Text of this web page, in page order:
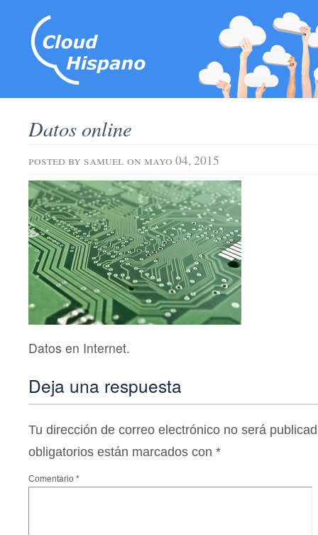
Datos online
posted by samuel on mayo 04, 2015
Datos en Internet.
Deja una respuesta
Tu dirección de correo electrónico no será
obligatorios están marcados con *
Comentario *